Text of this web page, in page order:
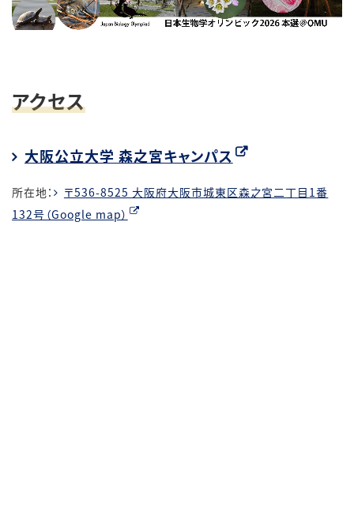
アクセス
大阪公立大学 森之宮キャンパス
所在地：
〒536-8525 大阪府大阪市城東区森之宮二丁目1番
132号（Google map）